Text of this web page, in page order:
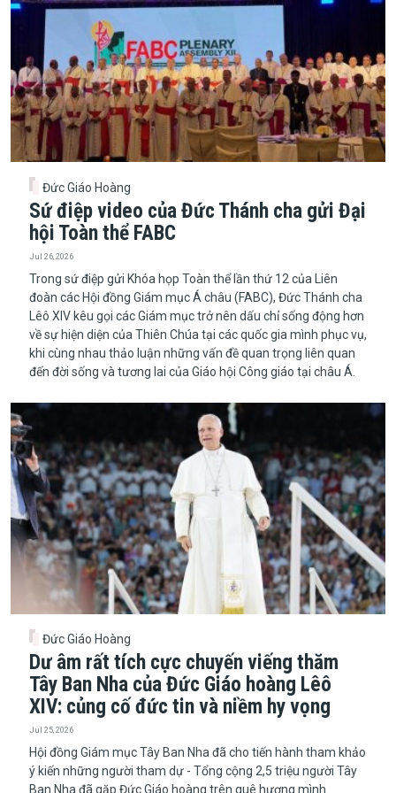
Đức Giáo Hoàng
Sứ điệp video của Đức Thánh cha gửi Đại
hội Toàn thể FABC
Jul 26, 2026
Trong sứ điệp gửi Khóa họp Toàn thể lần thứ 12 của Liên
đoàn các Hội đồng Giám mục Á châu (FABC), Đức Thánh cha
Lêô XIV kêu gọi các Giám mục trở nên dấu chỉ sống động hơn
về sự hiện diện của Thiên Chúa tại các quốc gia mình phục vụ,
khi cùng nhau thảo luận những vấn đề quan trọng liên quan
đến đời sống và tương lai của Giáo hội Công giáo tại châu Á.
Đức Giáo Hoàng
Dư âm rất tích cực chuyến viếng thăm
Tây Ban Nha của Đức Giáo hoàng Lêô
XIV: củng cố đức tin và niềm hy vọng
Jul 25, 2026
​​​​​​​Hội đồng Giám mục Tây Ban Nha đã cho tiến hành tham khảo
ý kiến những người tham dự - Tổng cộng 2,5 triệu người Tây
Ban Nha đã gặp Đức Giáo hoàng trên quê hương mình.